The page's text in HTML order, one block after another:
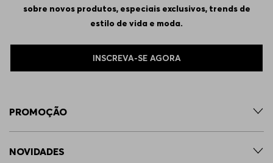
sobre novos produtos, especiais exclusivos, trends de
estilo de vida e moda.
INSCREVA-SE AGORA
PROMOÇÃO
NOVIDADES